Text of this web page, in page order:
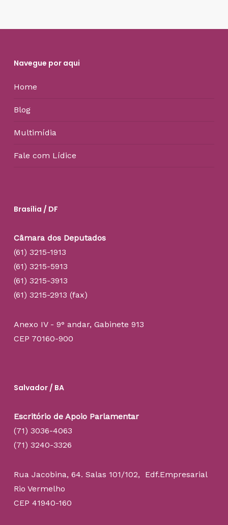
Navegue por aqui
Home
Blog
Multimídia
Fale com Lídice
Brasília / DF
Câmara dos Deputados
(61) 3215-1913
(61) 3215-5913
(61) 3215-3913
(61) 3215-2913 (fax)
Anexo IV - 9° andar, Gabinete 913
CEP 70160-900
Salvador / BA
Escritório de Apoio Parlamentar
(71) 3036-4063
(71) 3240-3326
Rua Jacobina, 64. Salas 101/102, Edf.Empresarial
Rio Vermelho
CEP 41940-160